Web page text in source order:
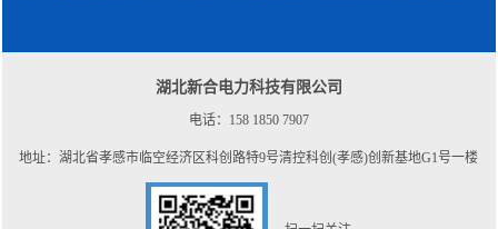
湖北新合电力科技有限公司
电话：158 1850 7907
地址：湖北省孝感市临空经济区科创路特9号清控科创(孝感)创新基地G1号一楼